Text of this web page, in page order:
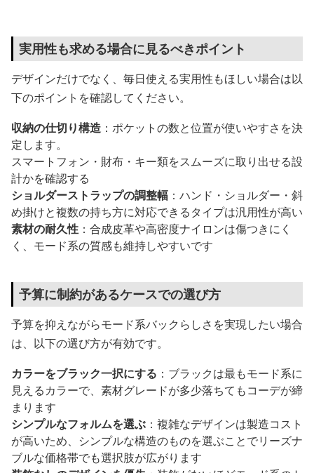
実用性も求める場合に見るべきポイント
デザインだけでなく、毎日使える実用性もほしい場合は以
下のポイントを確認してください。
収納の仕切り構造 ：ポケットの数と位置が使いやすさを決
定します。
スマートフォン・財布・キー類をスムーズに取り出せる設
計かを確認する
ショルダーストラップの調整幅 ：ハンド・ショルダー・斜
め掛けと複数の持ち方に対応できるタイプは汎用性が高い
素材の耐久性 ：合成皮革や高密度ナイロンは傷つきにく
く、モード系の質感も維持しやすいです
予算に制約があるケースでの選び方
予算を抑えながらモード系バックらしさを実現したい場合
は、以下の選び方が有効です。
カラーをブラック一択にする ：ブラックは最もモード系に
見えるカラーで、素材グレードが多少落ちてもコーデが締
まります
シンプルなフォルムを選ぶ ：複雑なデザインは製造コスト
が高いため、シンプルな構造のものを選ぶことでリーズナ
ブルな価格帯でも選択肢が広がります